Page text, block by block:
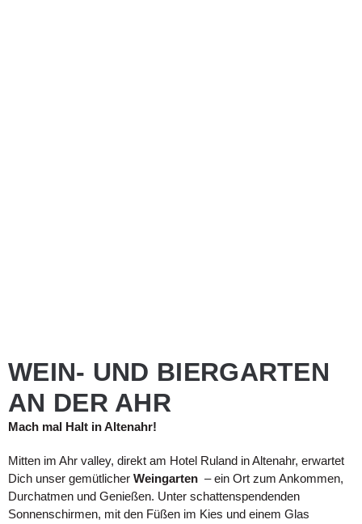
WEIN- UND BIERGARTEN
AN DER AHR
Mach mal Halt in Altenahr!
Mitten im Ahr valley, direkt am Hotel Ruland in Altenahr, erwartet
Dich unser gemütlicher Weingarten – ein Ort zum Ankommen,
Durchatmen und Genießen. Unter schattenspendenden
Sonnenschirmen, mit den Füßen im Kies und einem Glas